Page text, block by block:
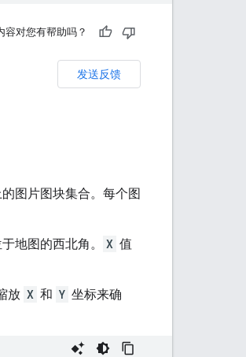
容对您有帮助吗？
发送反馈
图片图块集合。每个图
地图的西北角。 X 值
放 X 和 Y 坐标来确